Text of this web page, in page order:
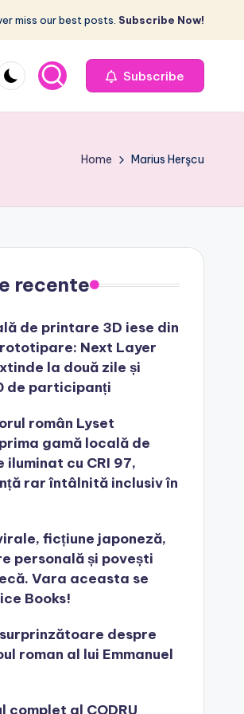
miss our best posts. Subscribe Now!
Subscribe
Home Marius Herşcu
recente
de printare 3D iese din
Next Layer
la două zile și
de participanți
român Lyset
gamă locală de
iluminat cu CRI 97,
rar întâlnită inclusiv în
ficțiune japoneză,
personală și povești
Vara aceasta se
Books!
despre
roman al lui Emmanuel
complet al CODRU